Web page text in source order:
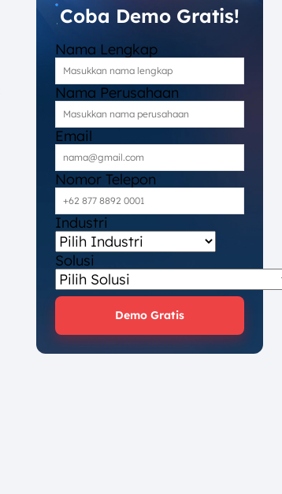
Coba Demo Gratis!
Nama Lengkap
Nama Perusahaan
Email
Nomor Telepon
Industri
Solusi
Demo Gratis